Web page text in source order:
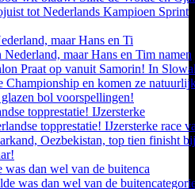
maar Hans en Ti
topprestatie! IJzersterke
dan wel van de buitenca